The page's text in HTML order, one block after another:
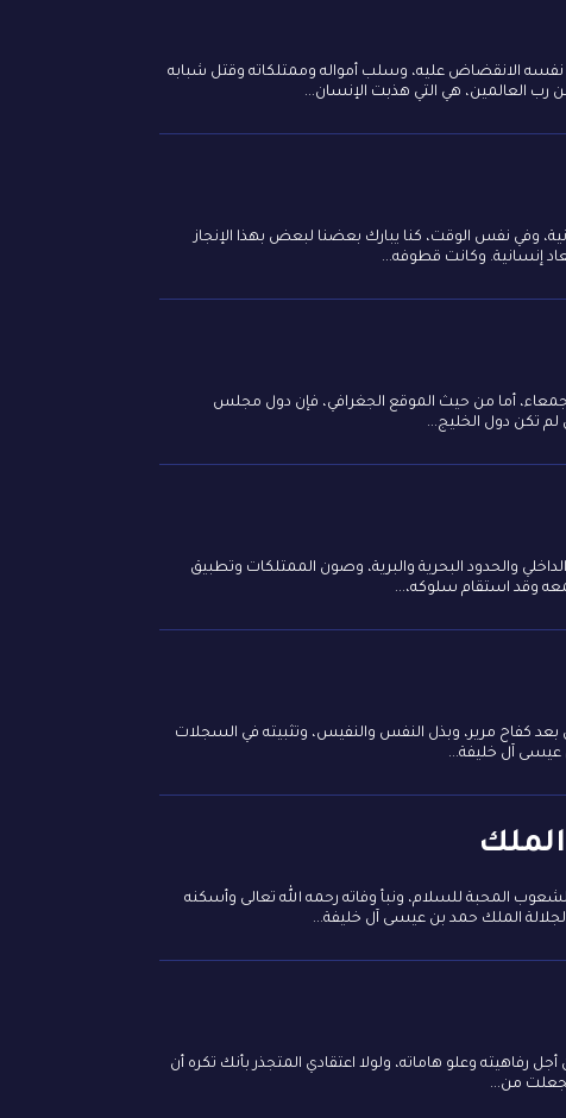
الانقضاض عليه، وسلب أمواله وممتلكاته وقتل شبابه
العالمين، هي التي هذبت الإنسان...
وفي نفس الوقت، كنا يبارك بعضنا لبعض بهذا الإنجاز
إنسانية. وكانت قطوفه...
جمعاء، أما من حيث الموقع الجغرافي، فإن دول مجلس
لم تكن دول الخليج...
والحدود البحرية والبرية، وصون الممتلكات وتطبيق
وقد استقام سلوكه،...
بعد كفاح مرير، وبذل النفس والنفيس، وتثبيته في السجلات
عيسى آل خليفة...
المحبة للسلام، ونبأ وفاته رحمه الله تعالى وأسكنه
الملك حمد بن عيسى آل خليفة...
رفاهيته وعلو هاماته، ولولا اعتقادي المتجذر بأنك تكره أن
لجعلت من...